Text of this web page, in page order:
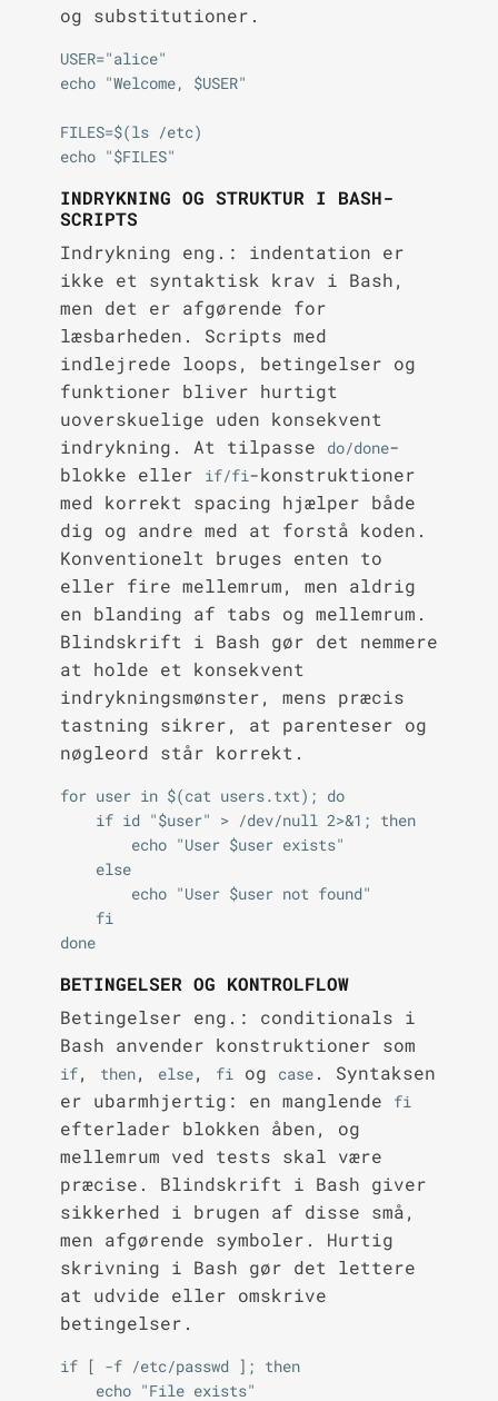
og substitutioner.
USER="alice"
echo "Welcome, $USER"
FILES=$(ls /etc)
INDRYKNING OG STRUKTUR I BASH-
SCRIPTS
Indrykning eng.: indentation er
ikke et syntaktisk krav i Bash,
men det er afgørende for
læsbarheden. Scripts med
indlejrede loops, betingelser og
funktioner bliver hurtigt
uoverskuelige uden konsekvent
indrykning. At tilpasse
do/done-
blokke eller
if/fi-konstruktioner
med korrekt spacing hjælper både
dig og andre med at forstå koden.
Konventionelt bruges enten to
eller fire mellemrum, men aldrig
en blanding af tabs og mellemrum.
Blindskrift i Bash gør det nemmere
at holde et konsekvent
indrykningsmønster, mens præcis
tastning sikrer, at parenteser og
nøgleord står korrekt.
for user in $(cat users.txt); do
done
BETINGELSER OG KONTROLFLOW
Betingelser eng.: conditionals i
Bash anvender konstruktioner som
if, then, else, fi og case. Syntaksen
er ubarmhjertig: en manglende
fi
efterlader blokken åben, og
mellemrum ved tests skal være
præcise. Blindskrift i Bash giver
sikkerhed i brugen af disse små,
men afgørende symboler. Hurtig
skrivning i Bash gør det lettere
at udvide eller omskrive
betingelser.
if [ -f /etc/passwd ]; then